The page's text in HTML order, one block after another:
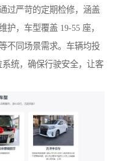
过严苛的定期检修，涵盖
护，车型覆盖 19-55 座，
不同场景需求。车辆均投
统，确保行驶安全，让客